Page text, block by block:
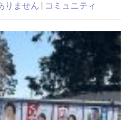
りません コミュニティ